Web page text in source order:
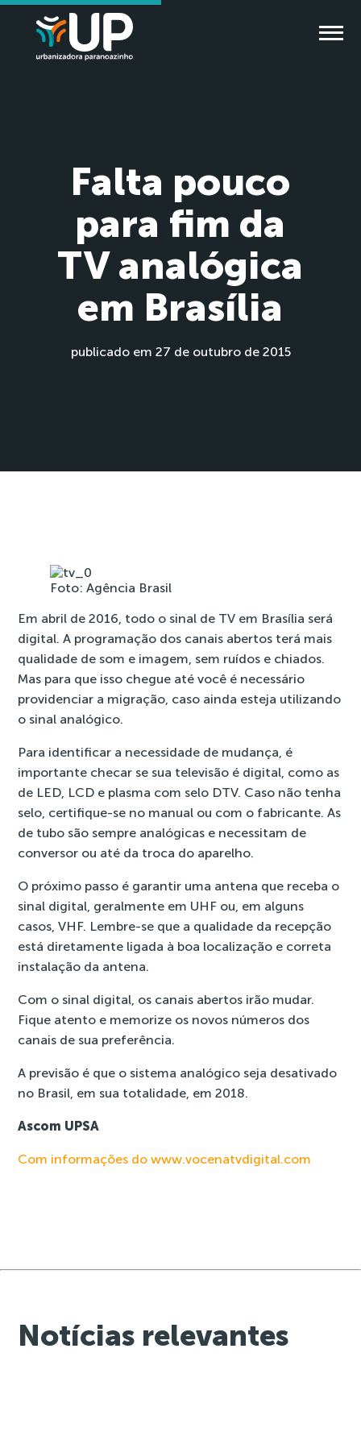
Falta pouco
para fim da
TV analógica
em Brasília
publicado em 27 de outubro de 2015
Foto: Agência Brasil
Em abril de 2016, todo o sinal de TV em Brasília será
digital. A programação dos canais abertos terá mais
qualidade de som e imagem, sem ruídos e chiados.
Mas para que isso chegue até você é necessário
providenciar a migração, caso ainda esteja utilizando
o sinal analógico.
Para identificar a necessidade de mudança, é
importante checar se sua televisão é digital, como as
de LED, LCD e plasma com selo DTV. Caso não tenha
selo, certifique-se no manual ou com o fabricante. As
de tubo são sempre analógicas e necessitam de
conversor ou até da troca do aparelho.
O próximo passo é garantir uma antena que receba o
sinal digital, geralmente em UHF ou, em alguns
casos, VHF. Lembre-se que a qualidade da recepção
está diretamente ligada à boa localização e correta
instalação da antena.
Com o sinal digital, os canais abertos irão mudar.
Fique atento e memorize os novos números dos
canais de sua preferência.
A previsão é que o sistema analógico seja desativado
no Brasil, em sua totalidade, em 2018.
Ascom UPSA
Com informações do www.vocenatvdigital.com
Notícias relevantes